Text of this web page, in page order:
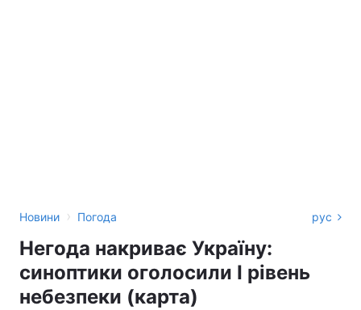
Новини › Погода рус
Негода накриває Україну:
синоптики оголосили І рівень
небезпеки (карта)